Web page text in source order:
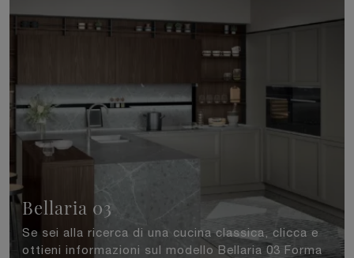
Bellaria 03
Se sei alla ricerca di una cucina classica, clicca e
ottieni informazioni sul modello Bellaria 03 Forma